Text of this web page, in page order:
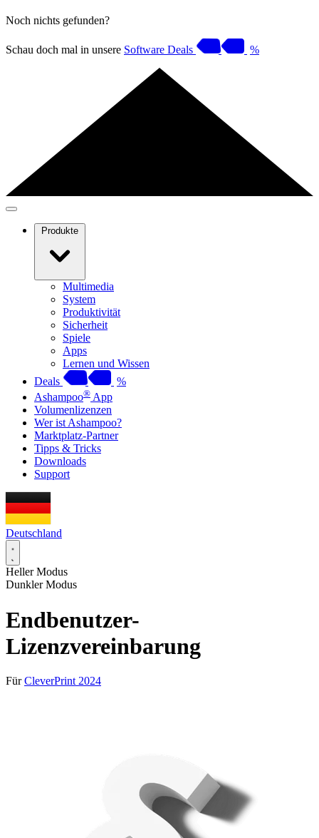
Noch nichts gefunden?
Schau doch mal in unsere Software Deals %
Produkte
Multimedia
System
Produktivität
Sicherheit
Spiele
Apps
Lernen und Wissen
Deals
%
Ashampoo® App
Volumenlizenzen
Wer ist Ashampoo?
Marktplatz-Partner
Tipps & Tricks
Downloads
Support
Deutschland
Heller Modus
Dunkler Modus
Endbenutzer-
Lizenzvereinbarung
FürCleverPrint 2024